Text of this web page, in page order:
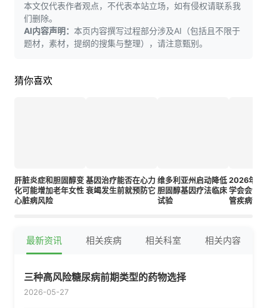
本文仅代表作者观点，不代表本站立场，如有侵权请联系我
们删除。
AI内容声明： 本页内容撰写过程部分涉及AI（包括且不限于
题材，素材，提纲的搜集与整理），请注意甄别。
猜你喜欢
肝脏炎症和胆固醇变
化可能增加老年女性
心脏病风险
基因治疗能否在心力
衰竭发生前就预防它
维多利亚州启动降低
胆固醇基因疗法临床
试验
2026年美
学会会议
管疾病预
最新资讯 相关疾病 相关科室 相关内容
三种高风险糖尿病前期类型的药物选择
2026-05-27